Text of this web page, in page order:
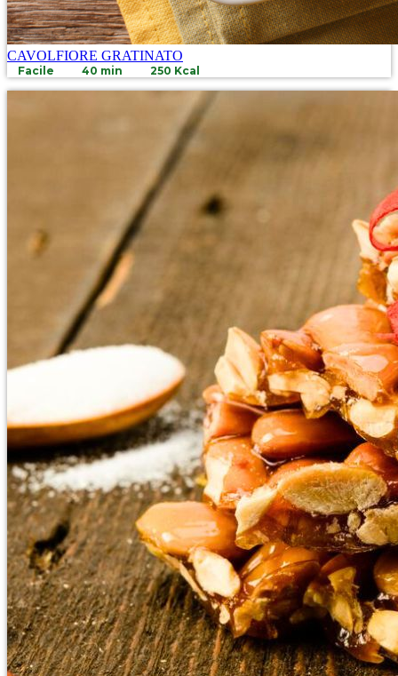
CAVOLFIORE GRATINATO
Facile 40 min 250 Kcal